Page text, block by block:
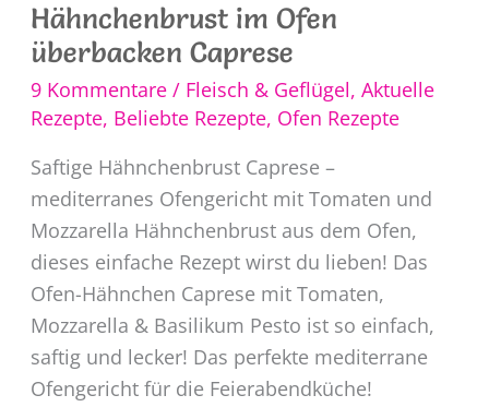
Hähnchenbrust im Ofen
überbacken Caprese
9 Kommentare / Fleisch & Geflügel, Aktuelle
Rezepte, Beliebte Rezepte, Ofen Rezepte
Saftige Hähnchenbrust Caprese –
mediterranes Ofengericht mit Tomaten und
Mozzarella Hähnchenbrust aus dem Ofen,
dieses einfache Rezept wirst du lieben! Das
Ofen-Hähnchen Caprese mit Tomaten,
Mozzarella & Basilikum Pesto ist so einfach,
saftig und lecker! Das perfekte mediterrane
Ofengericht für die Feierabendküche!